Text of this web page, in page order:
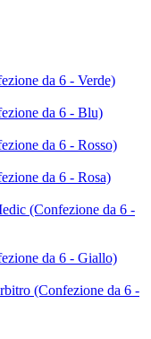
da 6 - Verde)
da 6 - Blu)
da 6 - Rosso)
da 6 - Rosa)
(Confezione da 6 -
da 6 - Giallo)
(Confezione da 6 -